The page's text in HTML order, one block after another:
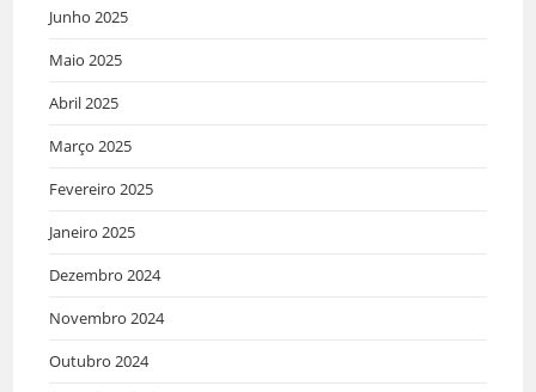
Junho 2025
Maio 2025
Abril 2025
Março 2025
Fevereiro 2025
Janeiro 2025
Dezembro 2024
Novembro 2024
Outubro 2024